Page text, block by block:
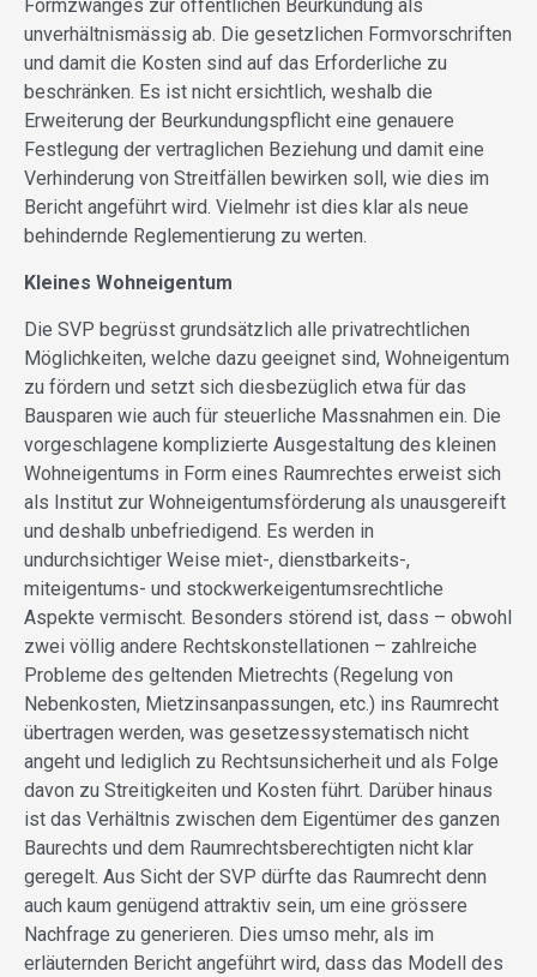
Formzwanges zur öffentlichen Beurkundung als
unverhältnismässig ab. Die gesetzlichen Formvorschriften
und damit die Kosten sind auf das Erforderliche zu
beschränken. Es ist nicht ersichtlich, weshalb die
Erweiterung der Beurkundungspflicht eine genauere
Festlegung der vertraglichen Beziehung und damit eine
Verhinderung von Streitfällen bewirken soll, wie dies im
Bericht angeführt wird. Vielmehr ist dies klar als neue
behindernde Reglementierung zu werten.
Kleines Wohneigentum
Die SVP begrüsst grundsätzlich alle privatrechtlichen
Möglichkeiten, welche dazu geeignet sind, Wohneigentum
zu fördern und setzt sich diesbezüglich etwa für das
Bausparen wie auch für steuerliche Massnahmen ein. Die
vorgeschlagene komplizierte Ausgestaltung des kleinen
Wohneigentums in Form eines Raumrechtes erweist sich
als Institut zur Wohneigentumsförderung als unausgereift
und deshalb unbefriedigend. Es werden in
undurchsichtiger Weise miet-, dienstbarkeits-,
miteigentums- und stockwerkeigentumsrechtliche
Aspekte vermischt. Besonders störend ist, dass – obwohl
zwei völlig andere Rechtskonstellationen – zahlreiche
Probleme des geltenden Mietrechts (Regelung von
Nebenkosten, Mietzinsanpassungen, etc.) ins Raumrecht
übertragen werden, was gesetzessystematisch nicht
angeht und lediglich zu Rechtsunsicherheit und als Folge
davon zu Streitigkeiten und Kosten führt. Darüber hinaus
ist das Verhältnis zwischen dem Eigentümer des ganzen
Baurechts und dem Raumrechtsberechtigten nicht klar
geregelt. Aus Sicht der SVP dürfte das Raumrecht denn
auch kaum genügend attraktiv sein, um eine grössere
Nachfrage zu generieren. Dies umso mehr, als im
erläuternden Bericht angeführt wird, dass das Modell des